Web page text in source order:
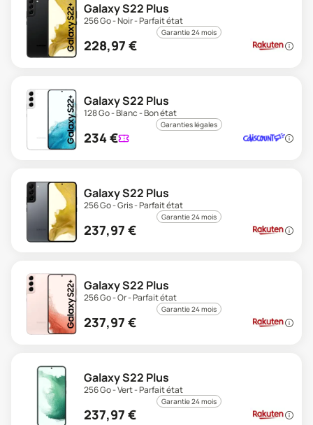
Galaxy S22 Plus
256 Go - Noir - Parfait état
Garantie 24 mois
228,97 €
Galaxy S22 Plus
128 Go - Blanc - Bon état
Garanties légales
234€
Galaxy S22 Plus
256 Go - Gris - Parfait état
Garantie 24 mois
237,97 €
Galaxy S22 Plus
256 Go - Or - Parfait état
Garantie 24 mois
237,97 €
Galaxy S22 Plus
256 Go - Vert - Parfait état
Garantie 24 mois
237,97 €